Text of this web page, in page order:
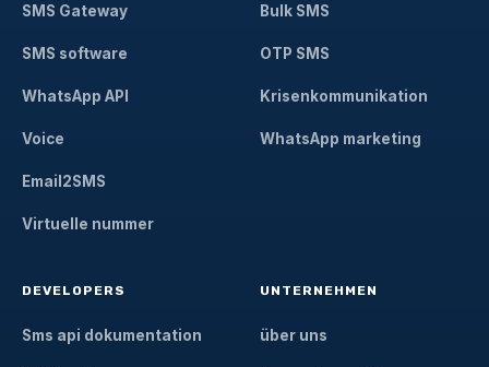
SMS Gateway
SMS software
WhatsApp API
Voice
Email2SMS
Virtuelle nummer
Bulk SMS
OTP SMS
Krisenkommunikation
WhatsApp marketing
DEVELOPERS
Sms api dokumentation
UNTERNEHMEN
über uns